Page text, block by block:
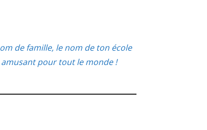
de famille, le nom de ton école
pour tout le monde !